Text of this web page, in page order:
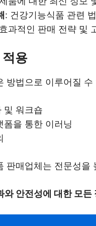
: 건강기능식품 관련
과적인 판매 전략 및
용
방법으로 이루어질 수
및 워크숍
폼을 통한 이러닝
판매업체는 전문성
와 안전성에 대한 모든